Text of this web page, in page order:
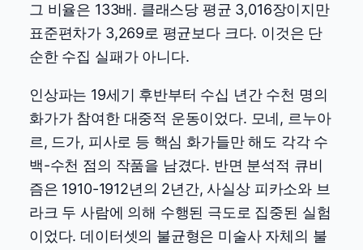
그 비율은 133배. 클래스당 평균 3,016장이지만
표준편차가 3,269로 평균보다 크다. 이것은 단
순한 수집 실패가 아니다.
인상파는 19세기 후반부터 수십 년간 수천 명의
화가가 참여한 대중적 운동이었다. 모네, 르누아
르, 드가, 피사로 등 핵심 화가들만 해도 각각 수
백-수천 점의 작품을 남겼다. 반면 분석적 큐비
즘은 1910-1912년의 2년간, 사실상 피카소와 브
라크 두 사람에 의해 수행된 극도로 집중된 실험
이었다. 데이터셋의 불균형은 미술사 자체의 불